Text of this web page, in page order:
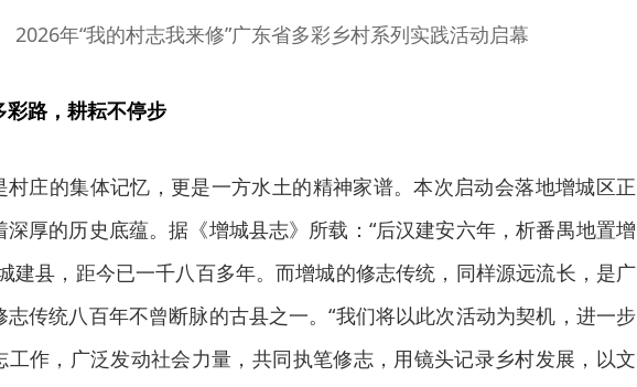
2026年“我的村志我来修”广东省多彩乡村系列实践活动启幕
彩路，耕耘不停步
村庄的集体记忆，更是一方水土的精神家谱。本次启动会落地增城区正
深厚的历史底蕴。据《增城县志》所载：“后汉建安六年，析番禺地置增
建县，距今已一千八百多年。而增城的修志传统，同样源远流长，是广
志传统八百年不曾断脉的古县之一。“我们将以此次活动为契机，进一步
工作，广泛发动社会力量，共同执笔修志，用镜头记录乡村发展，以文